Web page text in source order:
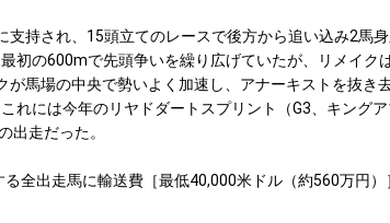
持され、15頭立てのレースで後方から追い込み2馬身
の600mで先頭争いを繰り広げていたが、リメイ
馬場の中央で勢いよく加速し、アナーキストを抜き
には今年のリヤドダートスプリント（G3、キング
出走だった。
全出走馬に輸送費［最低40,000米ドル（約560万円）